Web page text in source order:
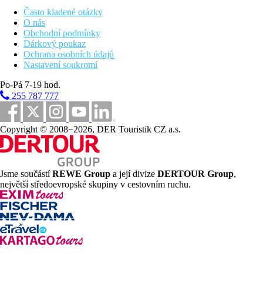
350 m
Vzdálenost k pláži
12 km
Turistické centrum
45 km
Vzdálenost od nejbližšího letiště
Pláž
Lehátka a slunečníky na pláži zdarma
Plážová dovolená
Bazény
Lehátka a slunečníky u bazénu zdarma
Dětský bazén
Fotogalerie
Často kladené otázky
O nás
Obchodní podmínky
Dárkový poukaz
Ochrana osobních údajů
Nastavení soukromí
Po-Pá 7-19 hod.
255 787 777
Copyright © 2008−2026, DER Touristik CZ a.s.
Jsme součástíREWE Group a její divize DERTOUR Group,
největší středoevropské skupiny v cestovním ruchu.